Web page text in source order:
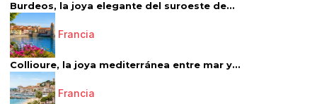
Burdeos, la joya elegante del suroeste de...
Francia
Collioure, la joya mediterránea entre mar y...
Francia